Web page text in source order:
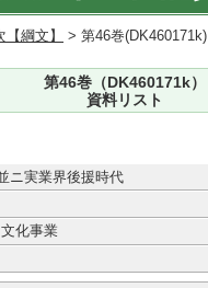
綱文】 > 第46巻
第46巻（DK460171k）
資料リスト
ニ実業界後援時代
化事業